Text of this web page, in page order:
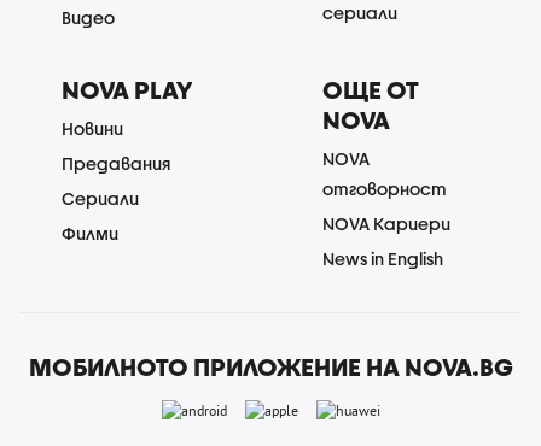
Видео
сериали
NOVA PLAY
Новини
Предавания
Сериали
Филми
ОЩЕ ОТ
NOVA
NOVA
отговорност
NOVA Кариери
News in English
МОБИЛНОТО ПРИЛОЖЕНИЕ НА NOVA.BG